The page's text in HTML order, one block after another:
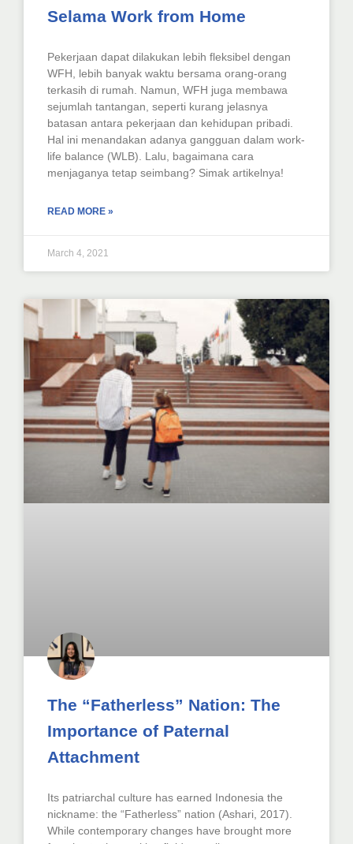
Selama Work from Home
Pekerjaan dapat dilakukan lebih fleksibel dengan
WFH, lebih banyak waktu bersama orang-orang
terkasih di rumah. Namun, WFH juga membawa
sejumlah tantangan, seperti kurang jelasnya
batasan antara pekerjaan dan kehidupan pribadi.
Hal ini menandakan adanya gangguan dalam work-
life balance (WLB). Lalu, bagaimana cara
menjaganya tetap seimbang? Simak artikelnya!
READ MORE »
March 4, 2021
The “Fatherless” Nation: The
Importance of Paternal
Attachment
Its patriarchal culture has earned Indonesia the
nickname: the “Fatherless” nation (Ashari, 2017).
While contemporary changes have brought more